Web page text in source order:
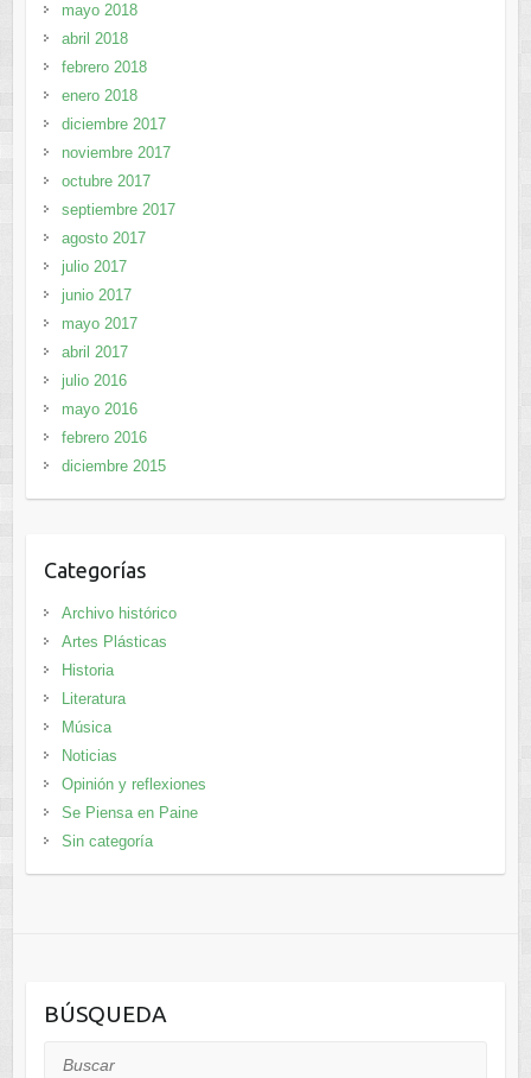
mayo 2018
abril 2018
febrero 2018
enero 2018
diciembre 2017
noviembre 2017
octubre 2017
septiembre 2017
agosto 2017
julio 2017
junio 2017
mayo 2017
abril 2017
julio 2016
mayo 2016
febrero 2016
diciembre 2015
Categorías
Archivo histórico
Artes Plásticas
Historia
Literatura
Música
Noticias
Opinión y reflexiones
Se Piensa en Paine
Sin categoría
BÚSQUEDA
Buscar